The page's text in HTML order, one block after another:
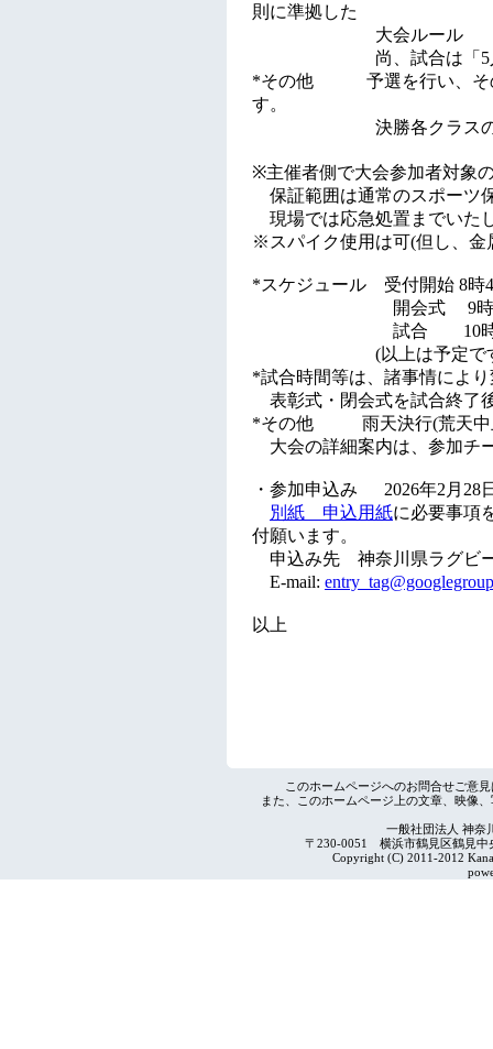
このホームページへのお問合せご意
また、このホームページ上の文章、映像
一般社団法人 神奈
〒230-0051 横浜市鶴見区鶴見
Copyright (C) 2011-2012